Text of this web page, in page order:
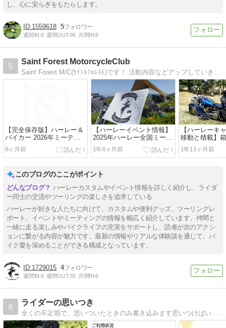
し、心に安らぎをもたらします。
1559618 5
週間IN:6 週間OUT:96 月間IN:6
5
Saint Forest MotorcycleClub
Saint Forest M/C(ｾｲﾝﾄﾌｫﾚｽﾄ)です！ 活動内容などアップしていきます。 メンバー募集中なので、興味があったら気楽に連絡ください！
【完全保存版】ハーレー＆
バイカー 2026年ミーティ
ング＆イベント年間スケジ
ュール
6ヶ月前
【ハーレーイベント情報】
2025年ハーレー全国ミーテ
ィング一覧【Saint
Forest】」スケジュール情
報更新
1年4ヶ月前
【ハーレーキ
移動と積載】
パックに変更
３つの理由！
ティングが快
1年11ヶ月前
このブログのここがポイント
ハーレーカスタムやイベント情報を詳しく紹介し、ライダ
ー同士の交流やツーリングの楽しさを追求している
ハーレーが好きな人たちに向けて、カスタムや便利グッズ、ツーリングレ
ポート、イベントやミーティングの情報を幅広く紹介しています。仲間と
一緒に走る楽しみやバイクライフの充実をサポートし、読者が次のアクシ
ョンに繋がる内容が魅力です。最新の情報やリアルな体験談を通じて、バ
イク愛を深めることができる構成となっています。
1729015 4
週間IN:6 週間OUT:30 月間IN:6
6
ライダーの思いつき